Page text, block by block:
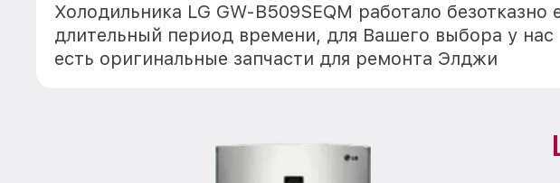
Холодильника LG GW-B509SEQM работало безотказно
длительный период времени, для Вашего выбора у нас
есть оригинальные запчасти для ремонта Элджи